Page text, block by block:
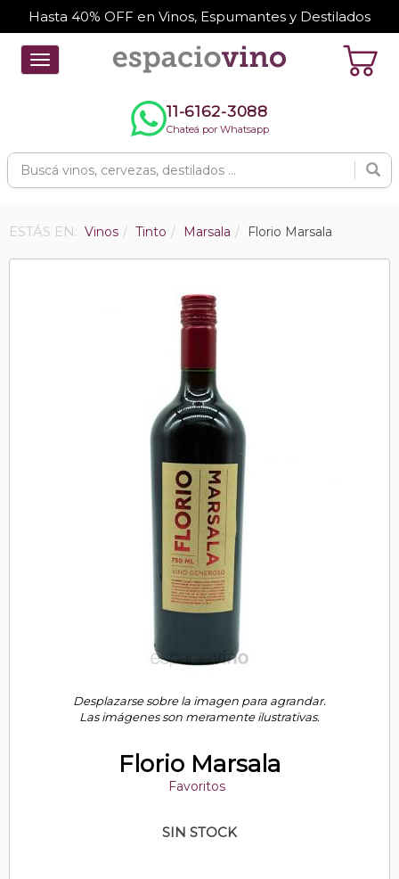
Hasta 40% OFF en Vinos, Espumantes y Destilados
Toggle
navigation
11-6162-3088
Chateá por Whatsapp
ESTÁS EN: Vinos Tinto Marsala Florio Marsala
Desplazarse sobre la imagen para agrandar.
Las imágenes son meramente ilustrativas.
Florio Marsala
Favoritos
SIN STOCK